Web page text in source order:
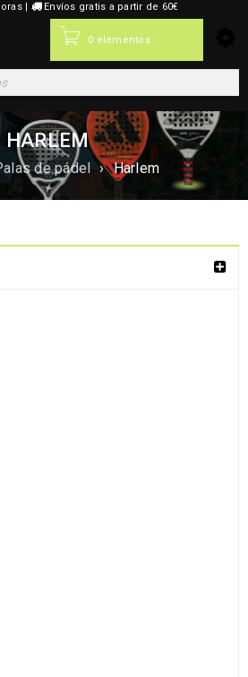
| Envíos gratis a partir de 60€
0 elementos -
HARLEM
de pádel › Harlem